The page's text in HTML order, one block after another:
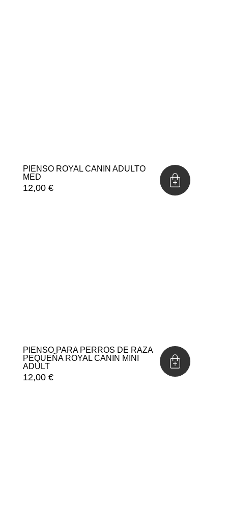
PIENSO ROYAL CANIN ADULTO
MED
12,00 €
PIENSO PARA PERROS DE RAZA
PEQUEÑA ROYAL CANIN MINI
ADULT
12,00 €